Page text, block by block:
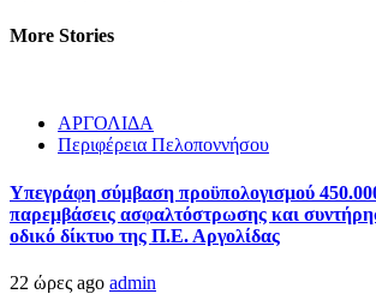
More Stories
ΑΡΓΟΛΙΔΑ
Περιφέρεια Πελοποννήσου
Υπεγράφη σύμβαση προϋπολογισμού
παρεμβάσεις ασφαλτόστρωσης και
οδικό δίκτυο της Π.Ε. Αργολίδας
22 ώρες ago admin